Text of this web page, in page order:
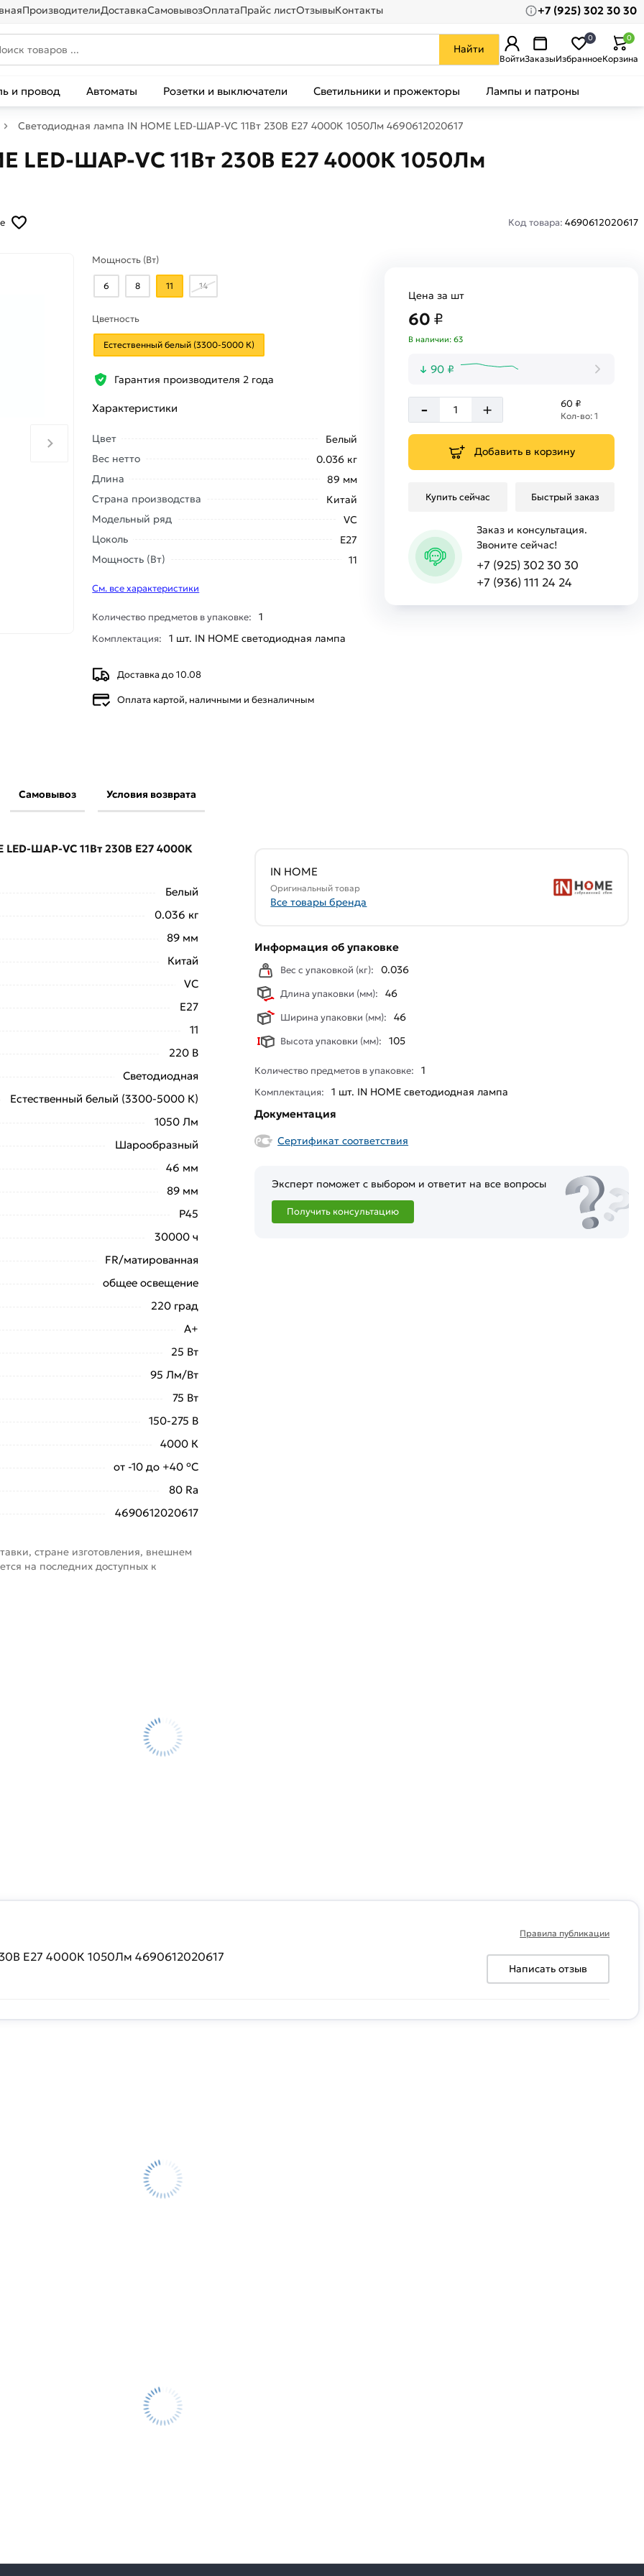
ПроизводителиДоставкаСамовывозОплатаПрайс листОтзывыКонтакты +7 (925) 302 30 30
Найти
ВойтиЗаказыИзбранное
0
Корзина
0
и провод Автоматы Розетки и выключатели Светильники и прожекторы Лампы и патроны
Светодиодная лампа IN HOME LED-ШАР-VC 11Вт 230В Е27 4000К 1050Лм 4690612020617
LED-ШАР-VC 11Вт 230В Е27 4000К 1050Лм
Код товара: 4690612020617
Мощность (Вт)
6 8 11 14
Цветность
Естественный белый (3300-5000 К)
Гарантия производителя 2 года
Характеристики
Цвет
Белый
Вес нетто
0.036 кг
Длина
89 мм
Страна производства
Китай
Модельный ряд
VC
Цоколь
E27
Мощность (Вт)
11
См. все характеристики
Количество предметов в упаковке: 1
Комплектация: 1 шт. IN HOME светодиодная лампа
Доставка до 10.08
Оплата картой, наличными и безналичным
Цена за шт
60 ₽
В наличии: 63
90 ₽
- + 60 ₽
Кол-во: 1
Добавить в корзину
Купить сейчас Быстрый заказ
Заказ и консультация.
Звоните сейчас!
+7 (925) 302 30 30
+7 (936) 111 24 24
Самовывоз Условия возврата
с Вами для согласования условий
рекомендуем ознакомиться с
всем стандартам качества. Возврат
LED-ШАР-VC 11Вт 230В Е27 4000К
Белый
0.036 кг
89 мм
Китай
VC
E27
11
220 В
Светодиодная
Естественный белый (3300-5000 К)
1050 Лм
Шарообразный
46 мм
89 мм
Р45
30000 ч
FR/матированная
общее освещение
220 град
A+
25 Вт
95 Лм/Вт
75 Вт
150-275 В
4000 К
от -10 до +40 °С
80 Ra
4690612020617
стране изготовления, внешнем
на последних доступных к
IN HOME
Оригинальный товар
Все товары бренда
Информация об упаковке
Вес с упаковкой (кг): 0.036
Длина упаковки (мм): 46
Ширина упаковки (мм): 46
Высота упаковки (мм): 105
Количество предметов в упаковке: 1
Комплектация: 1 шт. IN HOME светодиодная лампа
Документация
Сертификат соответствия
Эксперт поможет с выбором и ответит на все вопросы
Получить консультацию
Е27 4000К 1050Лм 4690612020617
Правила публикации
Написать отзыв